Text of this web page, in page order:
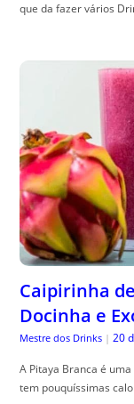
que da fazer vários
Caipirinha
Docinha e
Mestre dos Drinks | 20
A Pitaya Branca é
tem pouquíssimas